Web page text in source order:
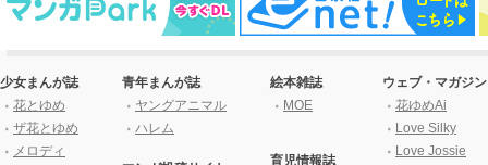
少女まんが誌
花とゆめ
ザ花とゆめ
メロディ
青年まんが誌
ヤングアニマル
ハレム
絵本雑誌
MOE
育児情報誌
ウェブ・マガジン
花ゆめAi
Love Silky
Love Jossie